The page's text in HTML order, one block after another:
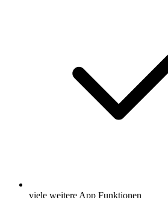
viele weitere App Funktionen